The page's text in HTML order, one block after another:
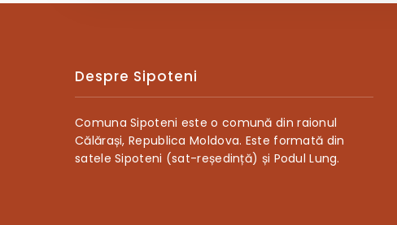
Despre Sipoteni
Comuna Sipoteni este o comună din raionul
Călărași, Republica Moldova. Este formată din
satele Sipoteni (sat-reședință) și Podul Lung.